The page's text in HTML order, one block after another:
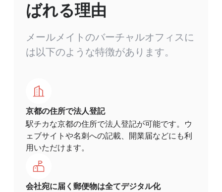
ばれる理由
メールメイトのバーチャルオフィスに
は以下のような特徴があります。
京都の住所で法人登記
駅チカな京都の住所で法人登記が可能です。ウ
ェブサイトや名刺への記載、開業届などにも利
用いただけます。
会社宛に届く郵便物は全てデジタル化